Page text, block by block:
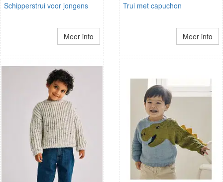
Schipperstrui voor jongens
Meer info
Trui met capuchon
Meer info